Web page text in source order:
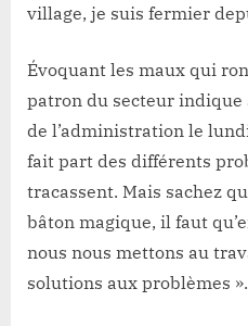
village, je suis fermier
Évoquant les maux qui
patron du secteur
de l’administration le
fait part des différents
tracassent. Mais sachez
bâton magique, il faut
nous nous mettons au
solutions aux problèmes ».